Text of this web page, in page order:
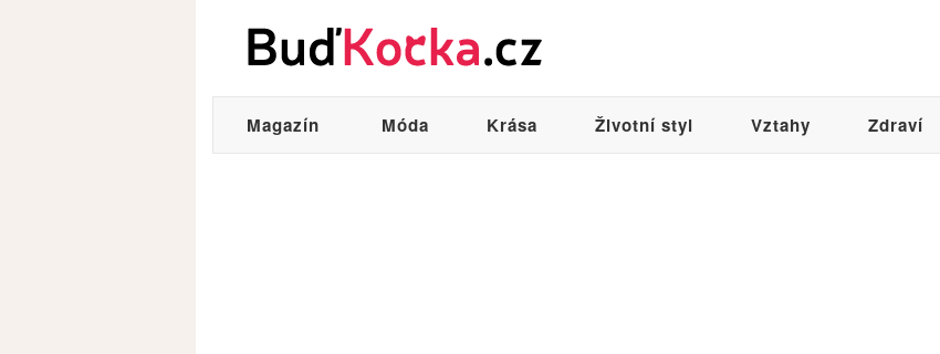
Magazín Móda Krása Životní styl Vztahy Zdraví